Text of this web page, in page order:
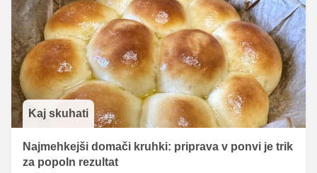
Kaj skuhati
Najmehkejši domači kruhki: priprava v ponvi je trik
za popoln rezultat